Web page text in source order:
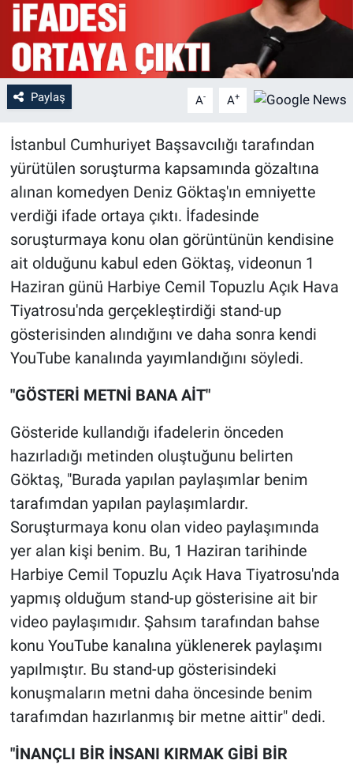
Paylaş A- A+
İstanbul Cumhuriyet Başsavcılığı tarafından
yürütülen soruşturma kapsamında gözaltına
alınan komedyen Deniz Göktaş'ın emniyette
verdiği ifade ortaya çıktı. İfadesinde
soruşturmaya konu olan görüntünün kendisine
ait olduğunu kabul eden Göktaş, videonun 1
Haziran günü Harbiye Cemil Topuzlu Açık Hava
Tiyatrosu'nda gerçekleştirdiği stand-up
gösterisinden alındığını ve daha sonra kendi
YouTube kanalında yayımlandığını söyledi.
"GÖSTERİ METNİ BANA AİT"
Gösteride kullandığı ifadelerin önceden
hazırladığı metinden oluştuğunu belirten
Göktaş, "Burada yapılan paylaşımlar benim
tarafımdan yapılan paylaşımlardır.
Soruşturmaya konu olan video paylaşımında
yer alan kişi benim. Bu, 1 Haziran tarihinde
Harbiye Cemil Topuzlu Açık Hava Tiyatrosu'nda
yapmış olduğum stand-up gösterisine ait bir
video paylaşımıdır. Şahsım tarafından bahse
konu YouTube kanalına yüklenerek paylaşımı
yapılmıştır. Bu stand-up gösterisindeki
konuşmaların metni daha öncesinde benim
tarafımdan hazırlanmış bir metne aittir" dedi.
"İNANÇLI BİR İNSANI KIRMAK GİBİ BİR